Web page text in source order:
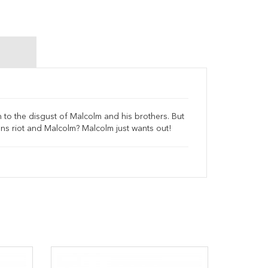
to the disgust of Malcolm and his brothers. But
riot and Malcolm? Malcolm just wants out!